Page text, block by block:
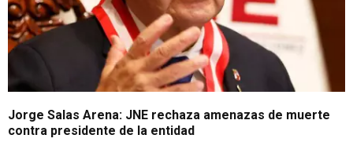
Jorge Salas Arena: JNE rechaza amenazas de muerte
contra presidente de la entidad